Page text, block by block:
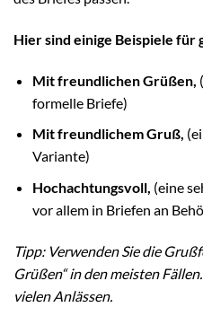
Hier sind einige Beispiele für
Mit freundlichen Grüßen,
formelle Briefe)
Mit freundlichem Gruß,
Variante)
Hochachtungsvoll, (eine
vor allem in Briefen an
Tipp: Verwenden Sie die
Grüßen“ in den meisten
vielen Anlässen.